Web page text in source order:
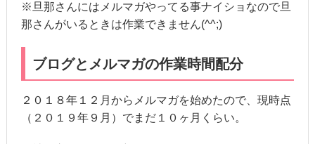
※旦那さんにはメルマガやってる事ナイショなので旦
那さんがいるときは作業できません(^^;)
ブログとメルマガの作業時間配分
２０１８年１２月からメルマガを始めたので、現時点
（２０１９年９月）でまだ１０ヶ月くらい。